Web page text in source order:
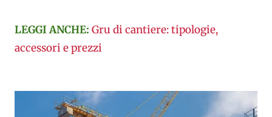
LEGGI ANCHE: Gru di cantiere: tipologie,
accessori e prezzi